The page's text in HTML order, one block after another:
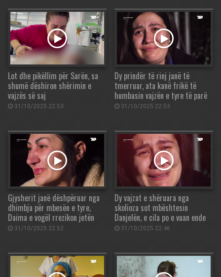
Lot dhe pikëllim për Sarën, sa
shumë dëshiron shërimin e
vajzës së saj
31/10/2025 22:53
Dy prindër të rinj janë të
tmerruar, ata kanë frikë të
humbasin vajzën e tyre të parë
31/10/2025 22:53
Gjysherit janë dëshpëruar nga
dhimbja për mbesën e tyre,
Daima e vogël rrezikon jetën
31/10/2025 22:52
Dy vajzat e shëruara nga
skolioza sot mbështesin
Danjelën, e cila po e vuan ende
31/10/2025 22:46